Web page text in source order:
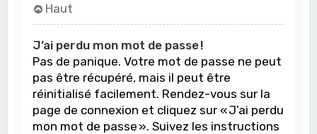
Haut
J’ai perdu mon mot de passe !
Pas de panique. Votre mot de passe ne peut
pas être récupéré, mais il peut être
réinitialisé facilement. Rendez-vous sur la
page de connexion et cliquez sur « J’ai perdu
mon mot de passe ». Suivez les instructions